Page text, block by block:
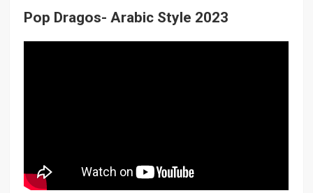
Pop Dragos- Arabic Style 2023